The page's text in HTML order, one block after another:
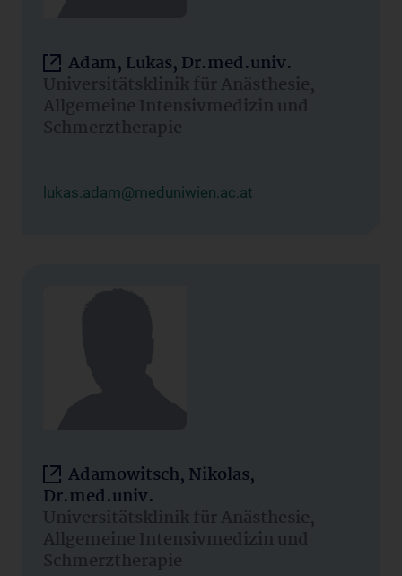
Adam, Lukas, Dr.med.univ.
Universitätsklinik für Anästhesie,
Allgemeine Intensivmedizin und
Schmerztherapie
lukas.adam@meduniwien.ac.at
Adamowitsch, Nikolas,
Dr.med.univ.
Universitätsklinik für Anästhesie,
Allgemeine Intensivmedizin und
Schmerztherapie